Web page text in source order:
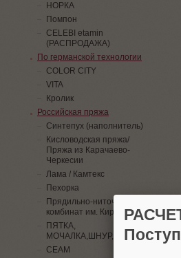
НОРКА
Помпон
СELEBI etamin
(РАСПРОДАЖА)
По германской технологии
COLOR CITY
VITA
Кролик
Российская пряжа
Синтепух (наполнитель)
Кисловодская пряжа/
Пряжа из Карачаево-
Черкесии
Лама / Камтекс
Пехорка
Прядильно-ниточный
комбинат им. Кирова
ПЯТКА,
МОЧАЛКА,ШНУР,ПАЙЕТКИ
СЕАМ